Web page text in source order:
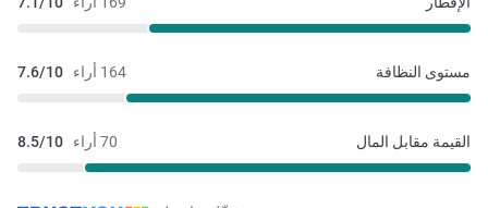
164 أراء 7.6/10 مستوى النظافة
70 أراء 8.5/10 القيمة مقابل المال